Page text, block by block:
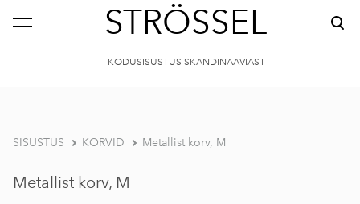
STRÖSSEL
KODUSISUSTUS SKANDINAAVIAST
SISUSTUS KORVID Metallist korv, M
Metallist korv, M